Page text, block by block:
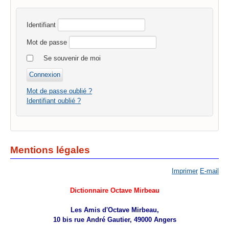
Identifiant
Mot de passe
Se souvenir de moi
Mot de passe oublié ?
Identifiant oublié ?
Mentions légales
Imprimer E-mail
Dictionnaire Octave Mirbeau
Les Amis d'Octave Mirbeau,
10 bis rue André Gautier, 49000 Angers